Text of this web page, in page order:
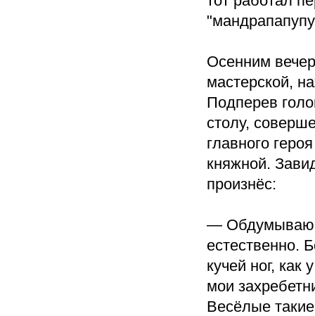
Осенним
мастерской,
Подперев
столу,
главного
княжной.
произнёс:
— Обдумываю
естественно.
кучей ног, как
мои
Весёлые